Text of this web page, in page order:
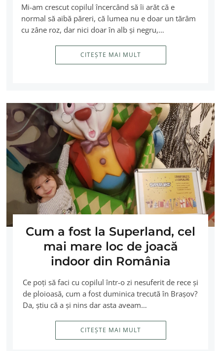
Mi-am crescut copilul încercând să îi arăt că e
normal să aibă păreri, că lumea nu e doar un tărâm
cu zâne roz, dar nici doar în alb şi negru,…
CITEȘTE MAI MULT
Cum a fost la Superland, cel
mai mare loc de joacă
indoor din România
Ce poţi să faci cu copilul într-o zi nesuferit de rece şi
de ploioasă, cum a fost duminica trecută în Braşov?
Da, ştiu că a şi nins dar asta aveam…
CITEȘTE MAI MULT